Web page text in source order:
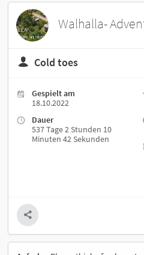
Walhalla-
Cold toes
Gespielt am
18.10.2022
Dauer
537 Tage 2 Stunden 10
Minuten 42 Sekunden